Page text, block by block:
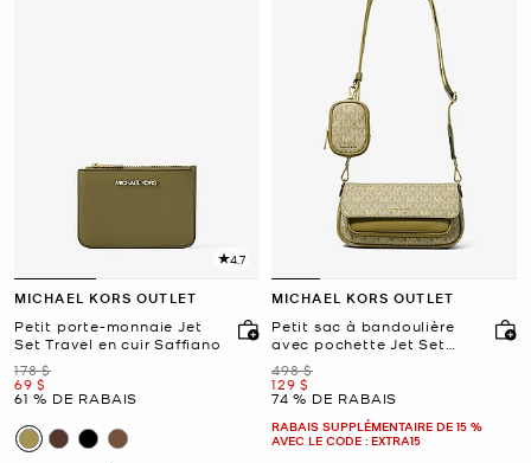
4.7
MICHAEL KORS OUTLET
Petit porte-monnaie Jet
Set Travel en cuir Saffiano
était
178 $
maintenant
69 $
61 % DE RABAIS
MICHAEL KORS OUTLET
Petit sac à bandoulière
avec pochette Jet Set
Travel à logo Signature
était
498 $
maintenant
129 $
74 % DE RABAIS
RABAIS SUPPLÉMENTAIRE DE 15 %
AVEC LE CODE : EXTRA15